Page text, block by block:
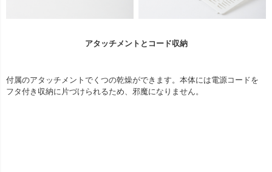
アタッチメントとコード収納
付属のアタッチメントでくつの乾燥ができます。本体には電源コードを
フタ付き収納に片づけられるため、邪魔になりません。